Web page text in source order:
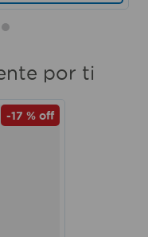
por ti
-17 % off